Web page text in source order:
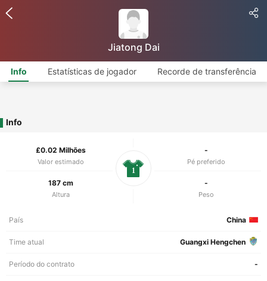
Jiatong Dai
Info Estatísticas de jogador Recorde de transferência
Info
£0.02 Milhões
Valor estimado
-
Pé preferido
187 cm
Altura
-
Peso
1
País China
Time atual Guangxi Hengchen
Período do contrato -